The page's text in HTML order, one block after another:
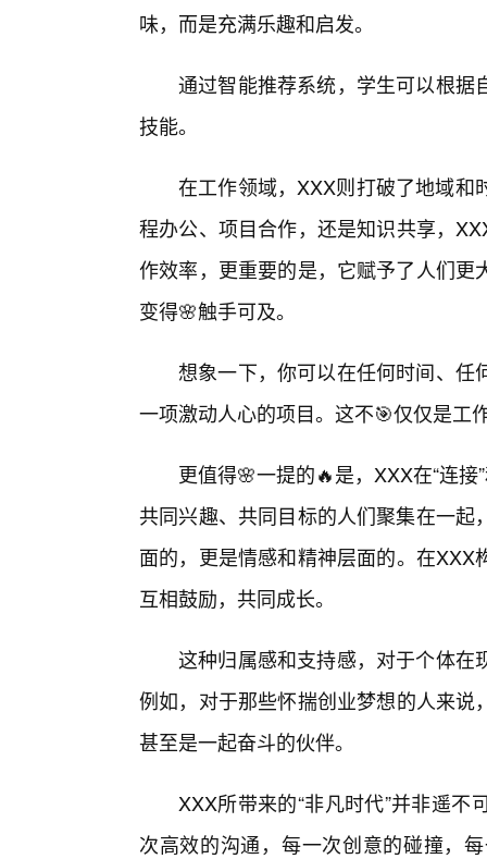
味，而是充满乐趣和启发。
通过智能推荐系统，学生可以根据
技能。
在工作领域，XXX则打破了地域和
程办公、项目合作，还是知识共享，
作效率，更重要的是，它赋予了人们
变得🌸触手可及。
想象一下，你可以在任何时间、任
一项激动人心的项目。这不🎯仅仅是工
更值得🌸一提的🔥是，XXX在“连
共同兴趣、共同目标的人们聚集在一
面的，更是情感和精神层面的。在
互相鼓励，共同成长。
这种归属感和支持感，对于个体在
例如，对于那些怀揣创业梦想的人来
甚至是一起奋斗的伙伴。
XXX所带来的“非凡时代”并非遥
次高效的沟通，每一次创意的碰撞，